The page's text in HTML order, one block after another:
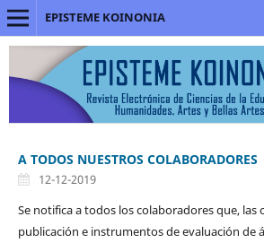
EPISTEME KOINONIA
A TODOS NUESTROS COLABORADORES
12-12-2019
Se notifica a todos los colaboradores que, las
publicación e instrumentos de evaluación de